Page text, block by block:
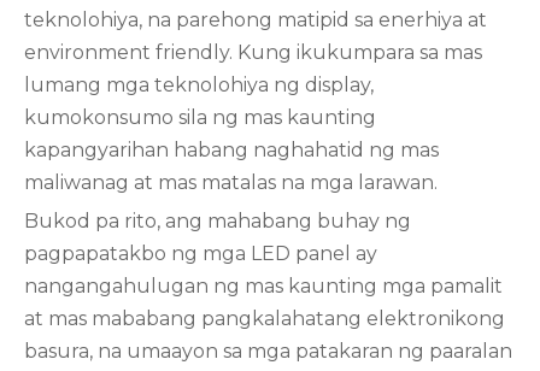
teknolohiya, na parehong matipid sa enerhiya at
environment friendly. Kung ikukumpara sa mas
lumang mga teknolohiya ng display,
kumokonsumo sila ng mas kaunting
kapangyarihan habang naghahatid ng mas
maliwanag at mas matalas na mga larawan.
Bukod pa rito, ang mahabang buhay ng
pagpapatakbo ng mga LED panel ay
nangangahulugan ng mas kaunting mga pamalit
at mas mababang pangkalahatang elektronikong
basura, na umaayon sa mga patakaran ng paaralan